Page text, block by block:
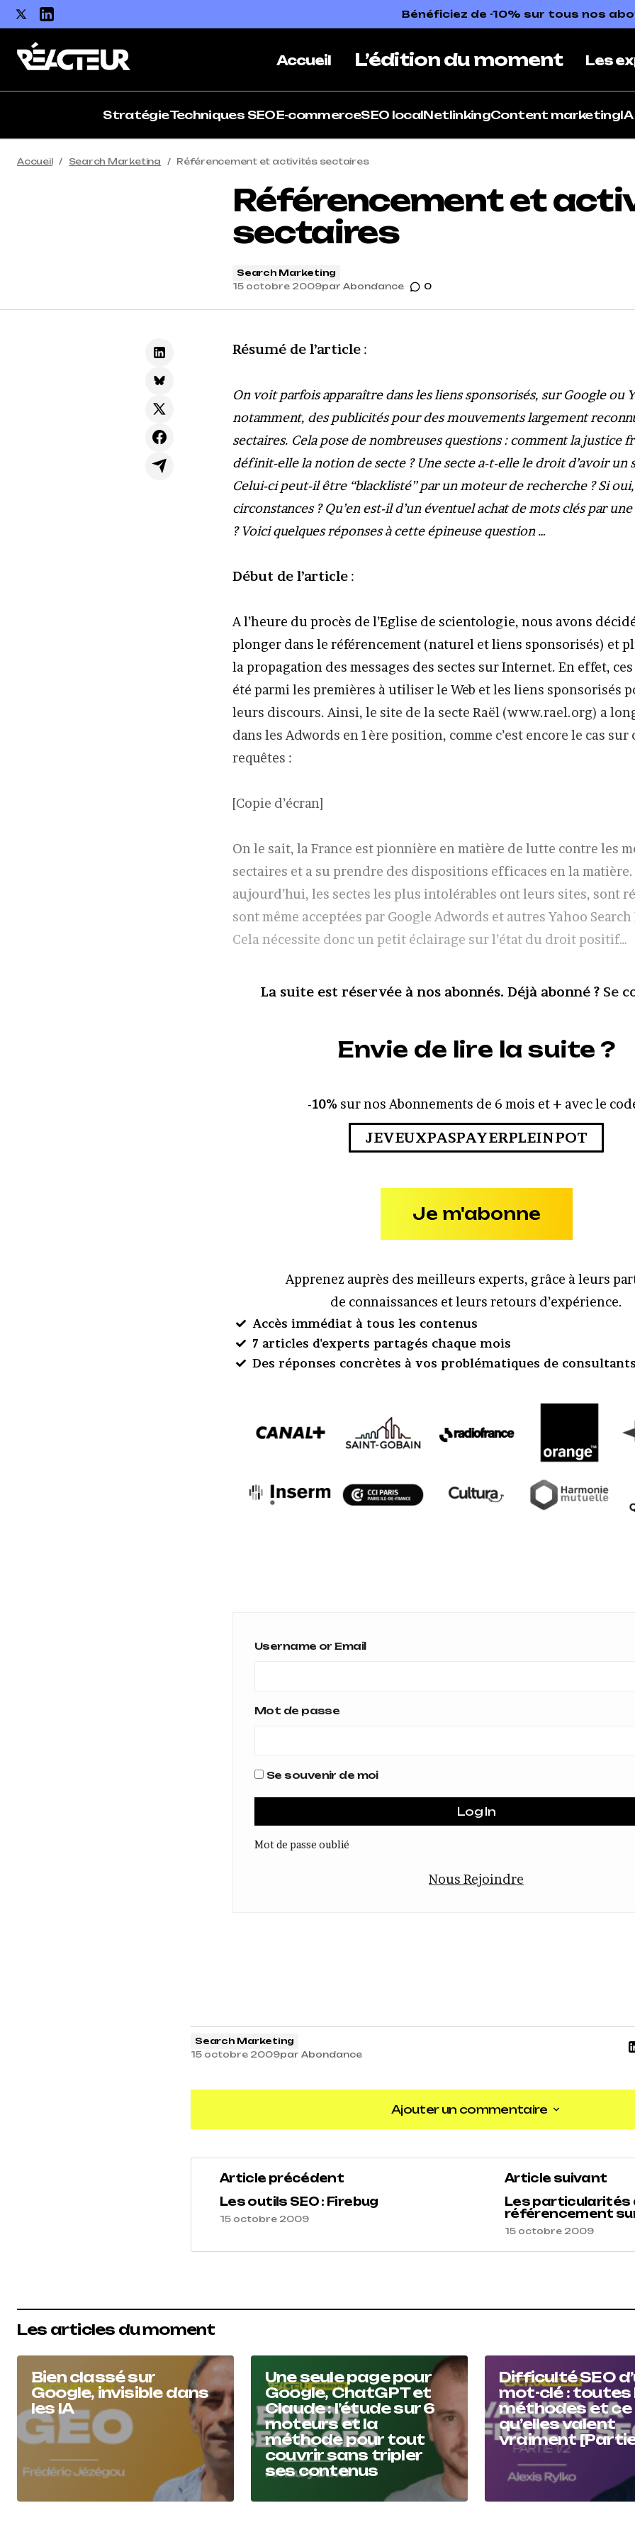
Bénéficiez de -10% sur tous nos
Accueil L’édition du moment Les
StratégieTechniques SEOE-commerceSEO localNetlinkingContent marketingIA
Accueil Search Marketing Référencement et activités sectaires
Référencement et
sectaires
Search Marketing
15 octobre 2009par Abondance 0
Résumé de l’article :
On voit parfois apparaître dans les liens sponsorisés, sur Google ou
notamment, des publicités pour des mouvements largement
sectaires. Cela pose de nombreuses questions : comment la justice
définit-elle la notion de secte ? Une secte a-t-elle le droit d’avoir un
Celui-ci peut-il être “blacklisté” par un moteur de recherche ? Si
circonstances ? Qu’en est-il d’un éventuel achat de mots clés par
? Voici quelques réponses à cette épineuse question …
Début de l’article :
A l’heure du procès de l’Eglise de scientologie, nous avons
plonger dans le référencement (naturel et liens sponsorisés) et
la propagation des messages des sectes sur Internet. En effet,
été parmi les premières à utiliser le Web et les liens sponsorisés
leurs discours. Ainsi, le site de la secte Raël (www.rael.org) a
dans les Adwords en 1ère position, comme c’est encore le cas sur
requêtes :
[Copie d’écran]
On le sait, la France est pionnière en matière de lutte contre les
sectaires et a su prendre des dispositions efficaces en la
aujourd’hui, les sectes les plus intolérables ont leurs sites, sont
sont même acceptées par Google Adwords et autres Yahoo
Cela nécessite donc un petit éclairage sur l’état du droit positif…
La suite est réservée à nos abonnés. Déjà abonné ? Se
Envie de lire la suite ?
-10% sur nos Abonnements de 6 mois et + avec le
JEVEUXPASPAYERPLEINPOT
Je m'abonne
Apprenez auprès des meilleurs experts, grâce à leurs
de connaissances et leurs retours d’expérience.
Accès immédiat à tous les contenus
7 articles d'experts partagés chaque mois
Des réponses concrètes à vos problématiques de consultants
Username or Email
Mot de passe
Se souvenir de moi
Mot de passe oublié
Nous Rejoindre
Search Marketing
15 octobre 2009par Abondance
Ajouter un commentaire
Ajouter un commentaire
Article précédent
Les outils SEO : Firebug
15 octobre 2009
Article suivant
Les particularités
référencement
15 octobre 2009
Les articles du moment
Bien classé sur
Google, invisible dans
les IA
Une seule page pour
Google, ChatGPT et
Claude : l’étude sur 6
moteurs et la
méthode pour tout
couvrir sans tripler
ses contenus
Difficulté SEO
mot-clé : toutes
méthodes et ce
qu’elles valent
vraiment [Partie